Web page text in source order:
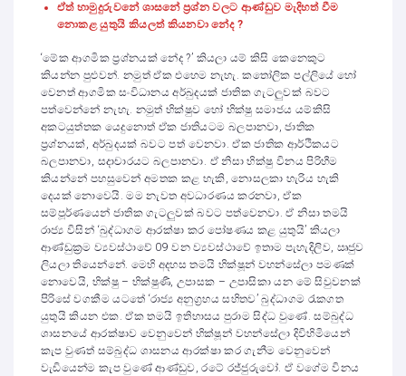
ඒත් හාමුදුරුවනේ ශාසනේ ප්‍රශ්න වලට ආණ්ඩුව මැදිහත් වීම
නොකළ යුතුයි කියලත් කියනවා නේද ?
‘මේක ආගමික ප්‍රශ්නයක් නේද ?’ කියලා යම් කිසි කෙනෙකුට
කියන්න පුළුවන්. නමුත් ඒක එහෙම නැහැ. කතෝලික පල්ලියේ හෝ
වෙනත් ආගමික සංවිධානය අර්බුදයක් ජාතික ගැටලුවක් බවට
පත්වෙන්නේ නැහැ. නමුත් භික්ෂුව හෝ භික්ෂු සමාජය යම්කිසි
අකටයුත්තක යෙදුනොත් ඒක ජාතියටම බලපානවා, ජාතික
ප්‍රශ්නයක්, අර්බුදයක් බවට පත් වෙනවා. ඒක ජාතික ආර්ථිකයට
බලපානවා, සදාචාරයට බලපානවා. ඒ නිසා භික්ෂු විනය පිරිහීම
කියන්නේ පහසුවෙන් අමතක කළ හැකි, නොසලකා හැරිය හැකි
දෙයක් නොවෙයි. මම නැවත අවධාරණය කරනවා, ඒක
සම්පූර්ණයෙන් ජාතික ගැටලුවක් බවට පත්වෙනවා. ඒ නිසා තමයි
රාජ්‍ය විසින් ‘බුද්ධාගම ආරක්ෂා කර පෝෂණය කළ යුතුයි’ කියලා
ආණ්ඩුක්‍රම ව්‍යවස්ථාවේ 09 වන ව්‍යවස්ථාවේ ඉතාම පැහැදිලිව, ඍජුව
ලියලා තියෙන්නේ. මෙහි අදහස තමයි භික්ෂූන් වහන්සේලා පමණක්
නොවෙයි, භික්ෂු – භික්ෂුණී, උපාසක – උපාසිකා යන මේ සිවුවනක්
පිරිසේ වගකීම යටතේ ‘රාජ්‍ය අනුග්‍රහය සහිතව’ බුද්ධාගම රැකගත
යුතුයි කියන එක. ඒක තමයි ඉතිහාසය පුරාම සිද්ධ වුණේ. සම්බුද්ධ
ශාසනයේ ආරක්ෂාව වෙනුවෙන් භික්ෂූන් වහන්සේලා දිවිහිමියෙන්
කැප වුණත් සම්බුද්ධ ශාසනය ආරක්ෂා කර ගැනීම වෙනුවෙන්
වැඩියෙන්ම කැප වුණේ ආණ්ඩුව, රටේ රජ්ජුරුවෝ. ඒ වගේම විනය